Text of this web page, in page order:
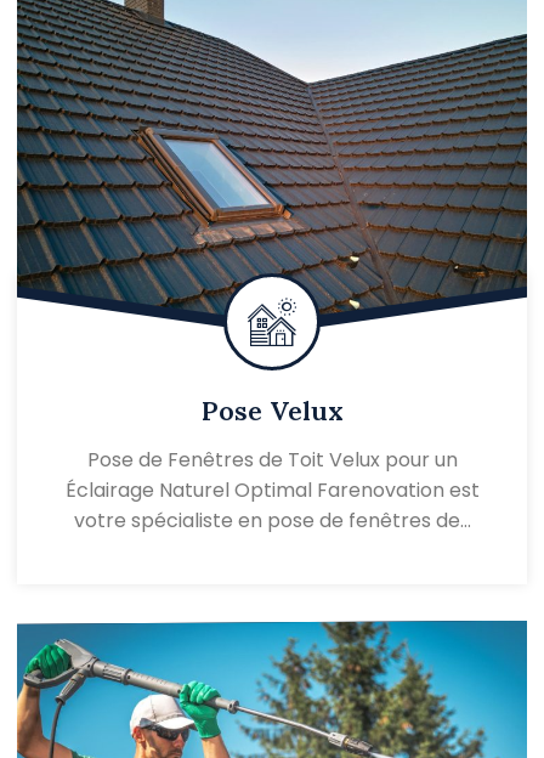
Pose Velux
Pose de Fenêtres de Toit Velux pour un
Éclairage Naturel Optimal Farenovation est
votre spécialiste en pose de fenêtres de…